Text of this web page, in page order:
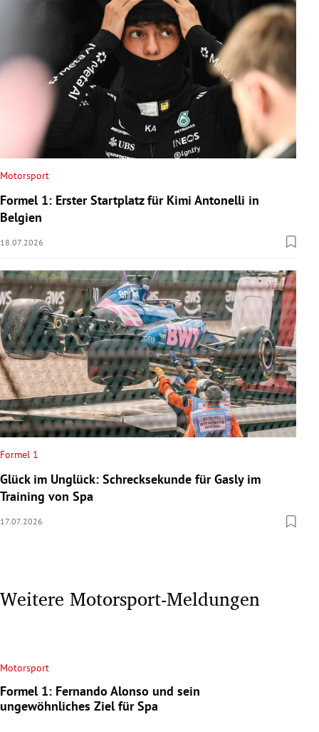
Motorsport
Formel 1: Erster Startplatz für Kimi Antonelli in
Belgien
18.07.2026
Formel 1
Glück im Unglück: Schrecksekunde für Gasly im
Training von Spa
17.07.2026
Weitere Motorsport-Meldungen
Motorsport
Formel 1: Fernando Alonso und sein
ungewöhnliches Ziel für Spa